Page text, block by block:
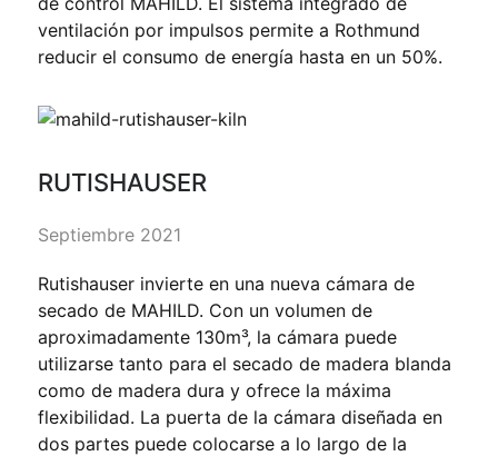
ventilación por impulsos permite a Rothmund
reducir el consumo de energía hasta en un 50%.
RUTISHAUSER
Septiembre 2021
Rutishauser invierte en una nueva cámara de
secado de MAHILD. Con un volumen de
aproximadamente 130m³, la cámara puede
utilizarse tanto para el secado de madera blanda
como de madera dura y ofrece la máxima
flexibilidad. La puerta de la cámara diseñada en
dos partes puede colocarse a lo largo de la